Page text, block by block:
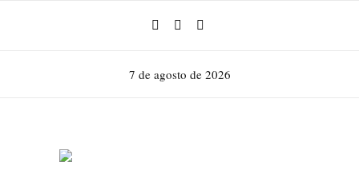
7 de agosto de 2026